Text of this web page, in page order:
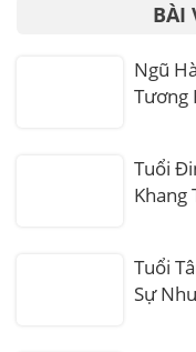
BÀI
Ngũ
Tương
Tuổi
Khang
Tuổi
Sự